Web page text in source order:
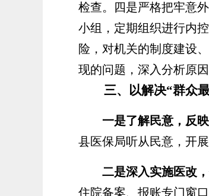
检查。四是严格把牢意
小组，定期组织进行内
险，对机关的制度建设
现的问题，深入分析原因
三、以解决“群众
一是了解民意，反映
县医保局听从民意，开
二是深入实施医改
住院备案、报账专门窗